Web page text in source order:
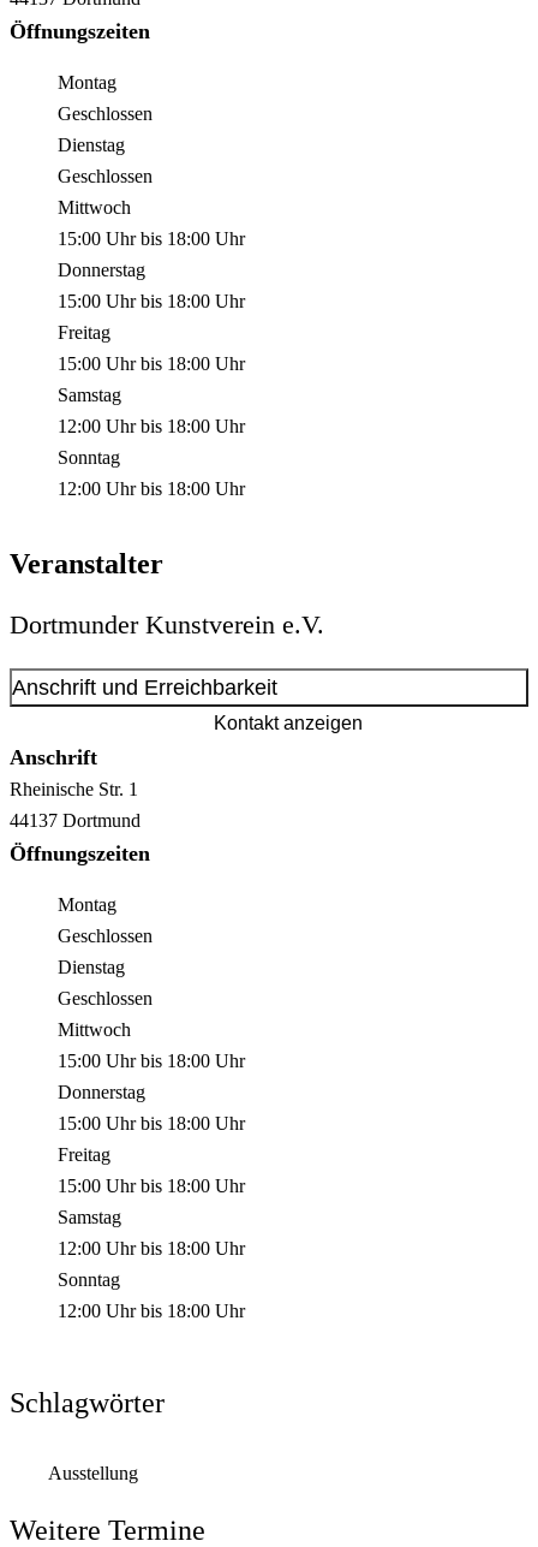
Öffnungszeiten
Montag
Geschlossen
Dienstag
Geschlossen
Mittwoch
15:00 Uhrbis 18:00 Uhr
Donnerstag
15:00 Uhrbis 18:00 Uhr
Freitag
15:00 Uhrbis 18:00 Uhr
Samstag
12:00 Uhrbis 18:00 Uhr
Sonntag
12:00 Uhrbis 18:00 Uhr
Veranstalter
Dortmunder Kunstverein e.V.
Anschrift und Erreichbarkeit
Kontakt anzeigen
Anschrift
Rheinische Str. 1
44137 Dortmund
Öffnungszeiten
Montag
Geschlossen
Dienstag
Geschlossen
Mittwoch
15:00 Uhrbis 18:00 Uhr
Donnerstag
15:00 Uhrbis 18:00 Uhr
Freitag
15:00 Uhrbis 18:00 Uhr
Samstag
12:00 Uhrbis 18:00 Uhr
Sonntag
12:00 Uhrbis 18:00 Uhr
Schlagwörter
Ausstellung
Weitere Termine